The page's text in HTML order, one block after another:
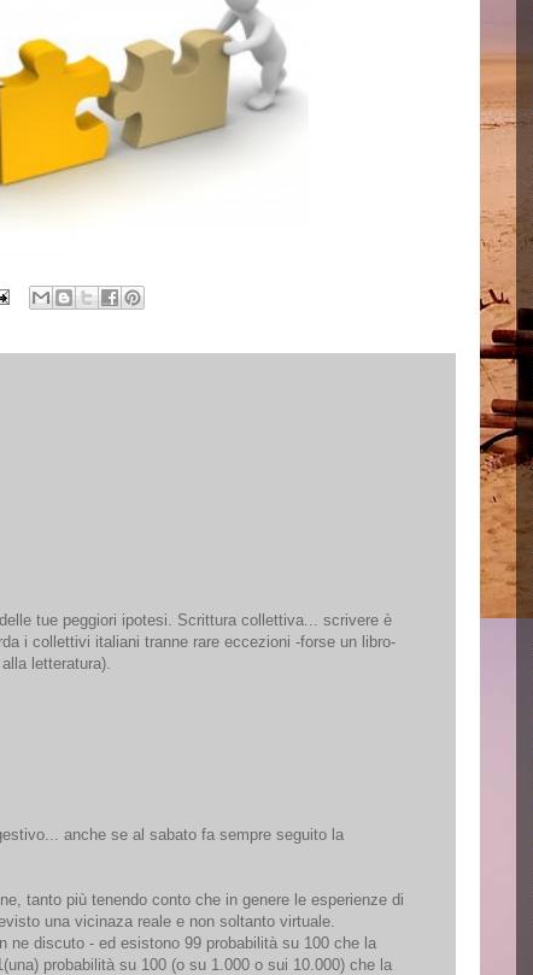
tue peggiori ipotesi. Scrittura collettiva... scrivere è
i collettivi italiani tranne rare eccezioni -forse un libro-
letteratura).
anche se al sabato fa sempre seguito la
tanto più tenendo conto che in genere le esperienze di
una vicinaza reale e non soltanto virtuale.
ne discuto - ed esistono 99 probabilità su 100 che la
probabilità su 100 (o su 1.000 o sui 10.000) che la